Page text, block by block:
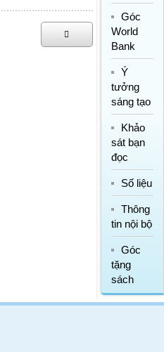
Góc
World
Bank
Ý
tưởng
sáng tạo
Khảo
sát bạn
đọc
Số liệu
Thông
tin nội bộ
Góc
tặng
sách